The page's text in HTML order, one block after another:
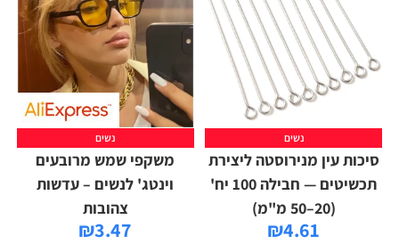
נשים
סיכות עין מנירוסטה ליצירת
תכשיטים — חבילה 100 יח'
(20–50 מ"מ)
₪4.61
נשים
משקפי שמש מרובעים
וינטג' לנשים – עדשות
צהובות
₪3.47